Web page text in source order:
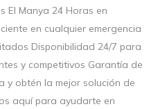
El Manya 24 Horas en
en cualquier emergencia
Disponibilidad 24/7 para
y competitivos Garantía de
y obtén la mejor solución de
aquí para ayudarte en